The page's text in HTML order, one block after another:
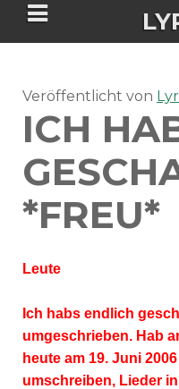
Tania Morgan's
sie im
Veröffentlicht von
ICH
*FREU*
Leute
Ich habs endlich
umgeschrieben. Hab
heute am 19. Juni
umschreiben, Lieder